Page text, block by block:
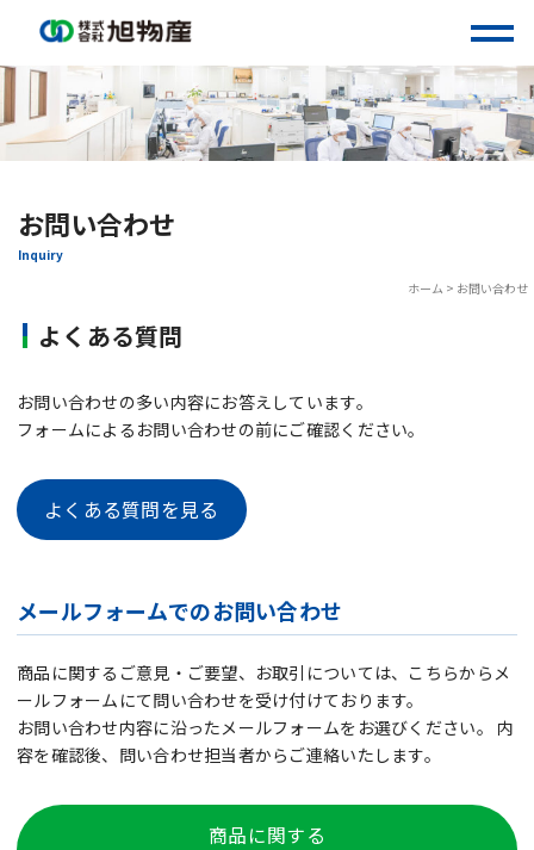
Skip
to
content
お問い合わせ
Inquiry
ホーム > お問い合わせ
よくある質問
お問い合わせの多い内容にお答えしています。
フォームによるお問い合わせの前にご確認ください。
よくある質問を見る
メールフォームでのお問い合わせ
商品に関するご意見・ご要望、お取引については、こちらからメ
ールフォームにて問い合わせを受け付けております。
お問い合わせ内容に沿ったメールフォームをお選びください。 内
容を確認後、問い合わせ担当者からご連絡いたします。
商品に関する